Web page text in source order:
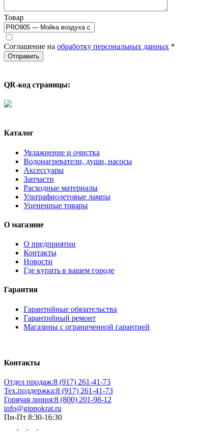
Товар
Соглашение на обработку персональных данных *
QR-код страницы:
Каталог
Увлажнение и очистка
Водонагреватели, души, насосы
Аксессуары
Запчасти
Расходные материалы
Ультрафиолетовые лампы
Уцененные товары
О магазине
О предприятии
Контакты
Новости
Где купить в вашем городе
Гарантия
Гарантийные обязательства
Гарантийный ремонт
Магазины с ограниченной гарантией
Контакты
Отдел продаж:8 (917) 261-41-73
Тех.поддержка:8 (917) 261-41-73
Горячая линия:8 (800) 201-98-12
info@gippokrat.ru
Пн-Пт 8:30-16:30